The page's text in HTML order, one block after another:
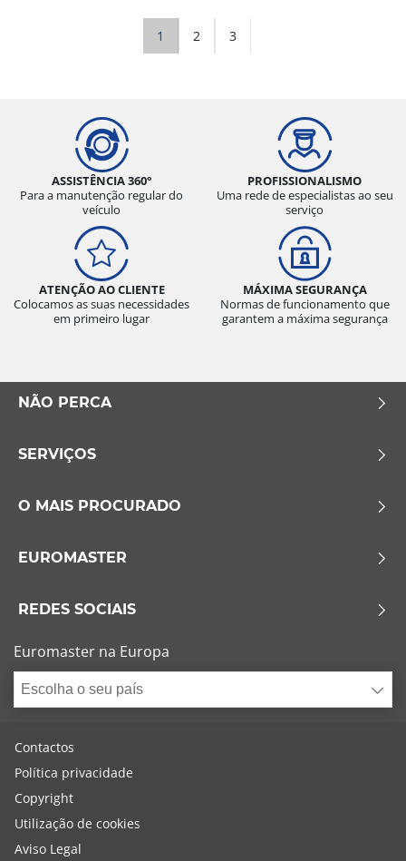
1 2 3
ASSISTÊNCIA 360°
Para a manutenção regular do
veículo
PROFISSIONALISMO
Uma rede de especialistas ao seu
serviço
ATENÇÃO AO CLIENTE
Colocamos as suas necessidades
em primeiro lugar
MÁXIMA SEGURANÇA
Normas de funcionamento que
garantem a máxima segurança
NÃO PERCA
SERVIÇOS
O MAIS PROCURADO
EUROMASTER
REDES SOCIAIS
Euromaster na Europa
Escolha o seu país
Contactos
Política privacidade
Copyright
Utilização de cookies
Aviso Legal